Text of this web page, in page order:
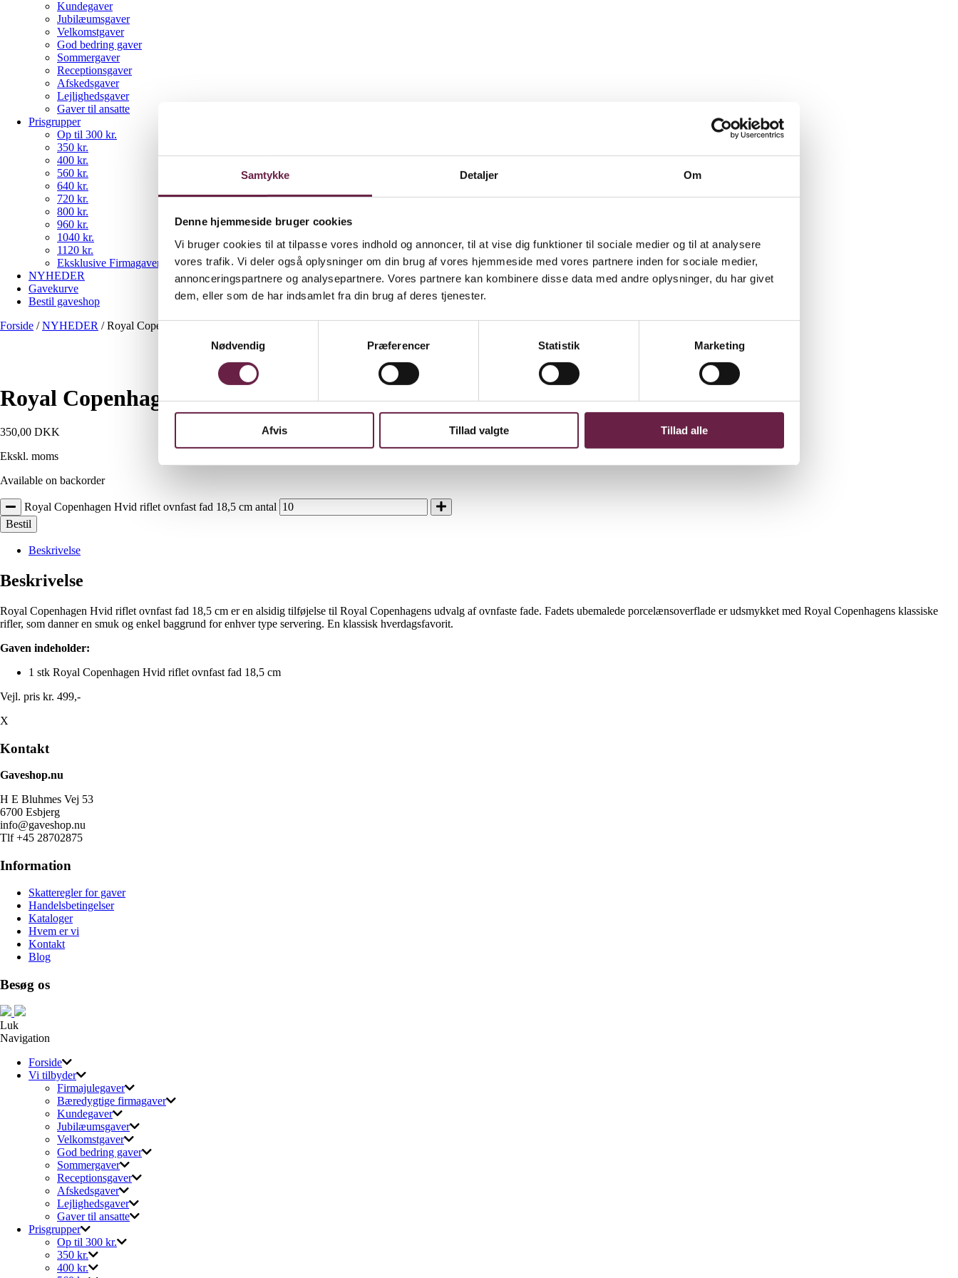
Samtykke Detaljer Om
Denne hjemmeside bruger cookies
Vi bruger cookies til at tilpasse vores indhold og annoncer, til at vise dig funktioner til sociale medier og til at analysere
vores trafik. Vi deler også oplysninger om din brug af vores hjemmeside med vores partnere inden for sociale medier,
annonceringspartnere og analysepartnere. Vores partnere kan kombinere disse data med andre oplysninger, du har givet
dem, eller som de har indsamlet fra din brug af deres tjenester.
Samtykkevalg
Nødvendig
Præferencer Statistik Marketing
Afvis Tillad valgte Tillad alle
Kundegaver
Jubilæumsgaver
Velkomstgaver
God bedring gaver
Sommergaver
Receptionsgaver
Afskedsgaver
Lejlighedsgaver
Gaver til ansatte
Prisgrupper
Op til 300 kr.
350 kr.
400 kr.
560 kr.
640 kr.
720 kr.
800 kr.
960 kr.
1040 kr.
1120 kr.
Eksklusive Firmagaver
NYHEDER
Gavekurve
Bestil gaveshop
Forside /NYHEDER /Royal Copenhagen Hvid riflet ovnfast fad 18,5 cm
Royal Copenhagen Hvid riflet ovnfast fad 18,5 cm
350,00 DKK
Ekskl. moms
Available on backorder
Royal Copenhagen Hvid riflet ovnfast fad 18,5 cm antal
Bestil
Beskrivelse
Beskrivelse
Royal Copenhagen Hvid riflet ovnfast fad 18,5 cm er en alsidig tilføjelse til Royal Copenhagens udvalg af ovnfaste fade. Fadets ubemalede porcelænsoverflade er udsmykket med Royal Copenhagens klassiske
rifler, som danner en smuk og enkel baggrund for enhver type servering. En klassisk hverdagsfavorit.
Gaven indeholder:
1 stk Royal Copenhagen Hvid riflet ovnfast fad 18,5 cm
Vejl. pris kr. 499,-
X
Kontakt
Gaveshop.nu
H E Bluhmes Vej 53
6700 Esbjerg
info@gaveshop.nu
Tlf +45 28702875
Information
Skatteregler for gaver
Handelsbetingelser
Kataloger
Hvem er vi
Kontakt
Blog
Besøg os
Luk
Navigation
Forside
Vi tilbyder
Firmajulegaver
Bæredygtige firmagaver
Kundegaver
Jubilæumsgaver
Velkomstgaver
God bedring gaver
Sommergaver
Receptionsgaver
Afskedsgaver
Lejlighedsgaver
Gaver til ansatte
Prisgrupper
Op til 300 kr.
350 kr.
400 kr.